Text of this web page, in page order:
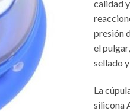
calidad
presión
el
sellado
La
silicona